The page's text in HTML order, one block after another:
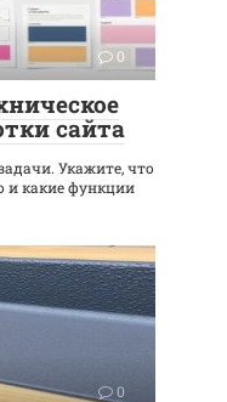
0
сайта
Укажите, что
и какие функции
0